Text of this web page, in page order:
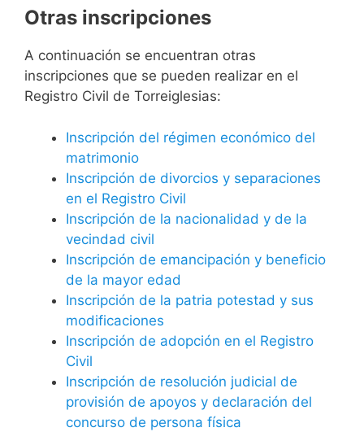
Otras inscripciones
A continuación se encuentran otras
inscripciones que se pueden realizar en el
Registro Civil de Torreiglesias:
Inscripción del régimen económico del
matrimonio
Inscripción de divorcios y separaciones
en el Registro Civil
Inscripción de la nacionalidad y de la
vecindad civil
Inscripción de emancipación y beneficio
de la mayor edad
Inscripción de la patria potestad y sus
modificaciones
Inscripción de adopción en el Registro
Civil
Inscripción de resolución judicial de
provisión de apoyos y declaración del
concurso de persona física